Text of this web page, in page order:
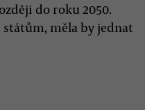
do roku 2050.
měla by jednat